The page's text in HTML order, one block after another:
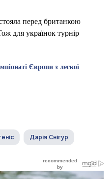
перед британкою
для українок турнір
Європи з легкої
Дарія Снігур